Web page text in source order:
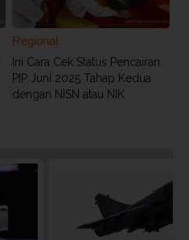
Regional
Ini Cara Cek Status Pencairan
PIP Juni 2025 Tahap Kedua
dengan NISN atau NIK